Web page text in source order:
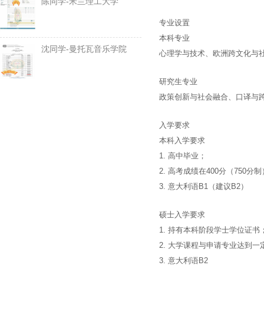
沈同学-曼托瓦音乐学院
专业设置
本科专业
心理学与技术、欧洲跨文化与
研究生专业
政策创新与社会融合、口译与
入学要求
本科入学要求
1. 高中毕业；
2. 高考成绩在400分（750分制
3. 意大利语B1（建议B2）
硕士入学要求
1. 持有本科阶段学士学位证书
2. 大学课程与申请专业达到一
3. 意大利语B2